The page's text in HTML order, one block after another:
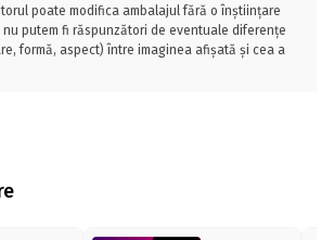
poate modifica ambalajul fără o înștiințare
putem fi răspunzători de eventuale diferențe
formă, aspect) între imaginea afișată și cea a